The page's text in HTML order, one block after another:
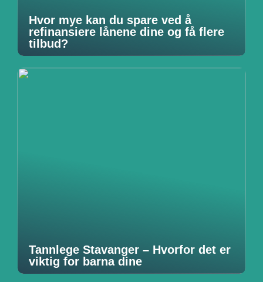
Hvor mye kan du spare ved å
refinansiere lånene dine og få flere
tilbud?
Tannlege Stavanger – Hvorfor det er
viktig for barna dine